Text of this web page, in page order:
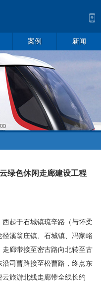
案例 新闻
绿色休闲走廊建设工程
起于石城镇琉辛路（与怀柔
溪翁庄镇、石城镇、冯家峪
廊带接至密古路向北转至古
司曹路接至松曹路，终点东
旅游北线走廊带全线长约